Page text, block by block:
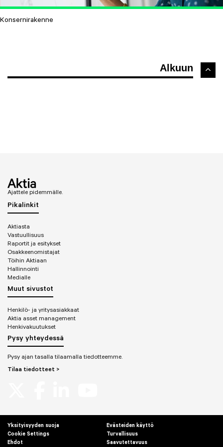
Director, Head of Institutions and Corporates
Portfolio manager 2003–2006
Opstock Corporate Finance
Opstock Securities
Head of sales and trading 1999–2000
Konsernirakenne
Alkuun
Ajattele pidemmälle.
Pikalinkit
Aktiasta
Vastuullisuus
Raportit ja esitykset
Osakkeenomistajat
Töihin Aktiaan
Hallinnointi
Medialle
Muut sivustot
Henkilö- ja yritysasiakkaat
Aktia asset management
Henkivakuutukset
Pysy yhteydessä
Pysy ajan tasalla tilaamalla tiedotteemme.
Tilaa tiedotteet >
Yksityisyyden suoja
Evästeiden käyttö
Cookie Settings
Turvallisuus
Ehdot
Saavutettavuus